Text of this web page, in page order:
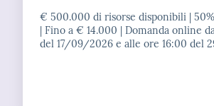
€ 500.000 di risorse disponibili |
| Fino a € 14.000 | Domanda online
del 17/09/2026 e alle ore 16:00 del